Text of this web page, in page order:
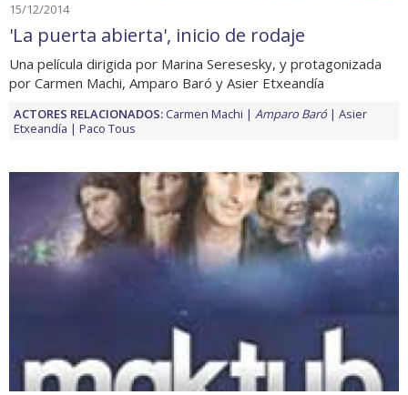
15/12/2014
'La puerta abierta', inicio de rodaje
Una película dirigida por Marina Seresesky, y protagonizada
por Carmen Machi, Amparo Baró y Asier Etxeandía
ACTORES RELACIONADOS:Carmen Machi Amparo Baró
Asier
Etxeandía
Paco Tous